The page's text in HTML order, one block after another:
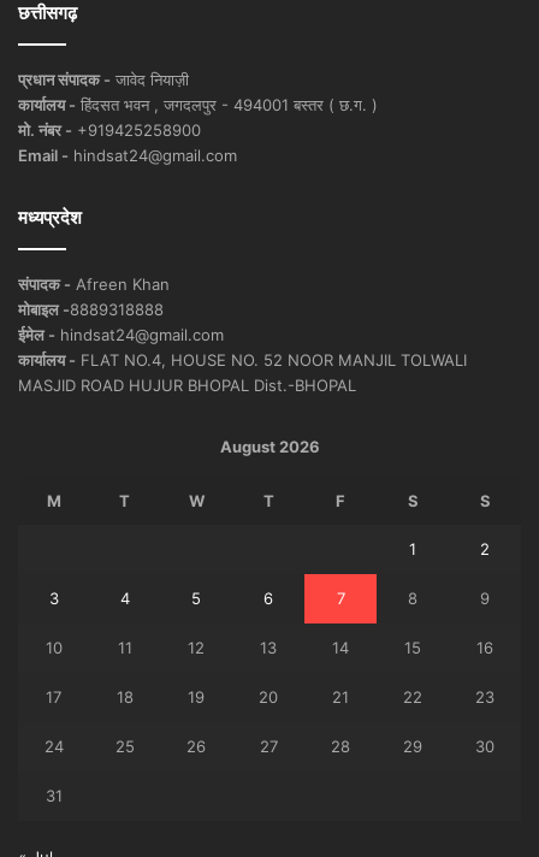
छत्तीसगढ़
प्रधान संपादक - जावेद नियाज़ी
कार्यालय - हिंदसत भवन , जगदलपुर - 494001 बस्तर ( छ.ग. )
मो. नंबर - +919425258900
Email - hindsat24@gmail.com
मध्यप्रदेश
संपादक - Afreen Khan
मोबाइल -8889318888
ईमेल - hindsat24@gmail.com
कार्यालय - FLAT NO.4, HOUSE NO. 52 NOOR MANJIL TOLWALI
MASJID ROAD HUJUR BHOPAL Dist.-BHOPAL
August 2026
M T W T F S S
1 2
3 4 5 6 7 8 9
10 11 12 13 14 15 16
17 18 19 20 21 22 23
24 25 26 27 28 29 30
31